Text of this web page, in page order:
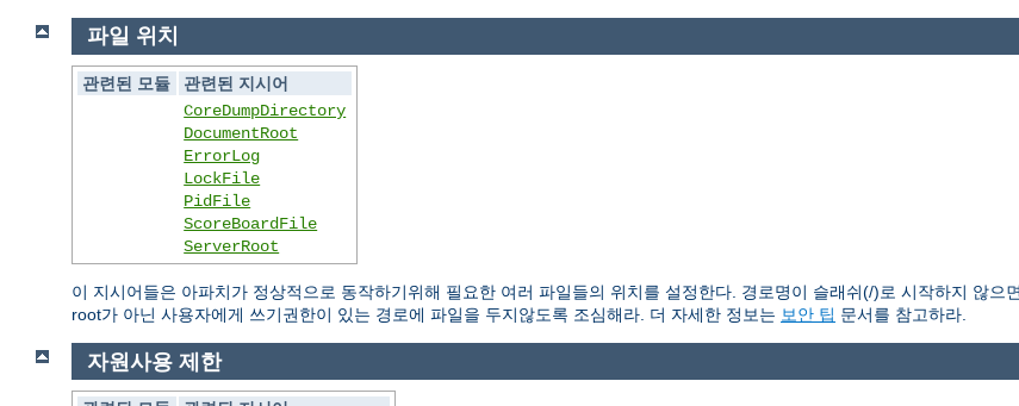
파일 위치
관련된 모듈
관련된 지시어
CoreDumpDirectory
DocumentRoot
ErrorLog
LockFile
PidFile
ScoreBoardFile
ServerRoot
이 지시어들은 아파치가 정상적으로 동작하기위해 필요한 여러 파일들의 위치를 설정한다. 경로명이 슬래쉬(/)로 시작하지 않으
root가 아닌 사용자에게 쓰기권한이 있는 경로에 파일을 두지않도록 조심해라. 더 자세한 정보는 보안 팁 문서를 참고하라.
자원사용 제한